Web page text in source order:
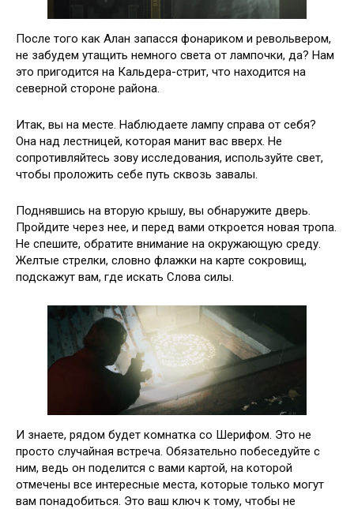
После того как Алан запасся фонариком и револьвером,
не забудем утащить немного света от лампочки, да? Нам
это пригодится на Кальдера-стрит, что находится на
северной стороне района.
Итак, вы на месте. Наблюдаете лампу справа от себя?
Она над лестницей, которая манит вас вверх. Не
сопротивляйтесь зову исследования, используйте свет,
чтобы проложить себе путь сквозь завалы.
Поднявшись на вторую крышу, вы обнаружите дверь.
Пройдите через нее, и перед вами откроется новая тропа.
Не спешите, обратите внимание на окружающую среду.
Желтые стрелки, словно флажки на карте сокровищ,
подскажут вам, где искать Слова силы.
И знаете, рядом будет комнатка со Шерифом. Это не
просто случайная встреча. Обязательно побеседуйте с
ним, ведь он поделится с вами картой, на которой
отмечены все интересные места, которые только могут
вам понадобиться. Это ваш ключ к тому, чтобы не